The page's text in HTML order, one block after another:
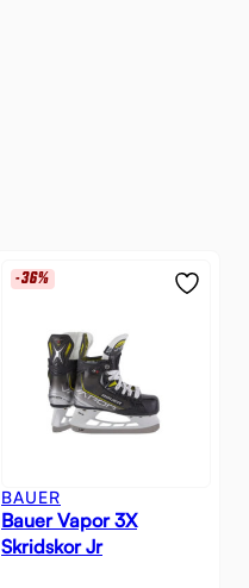
-36%
BAUER
Bauer Vapor 3X
Skridskor Jr